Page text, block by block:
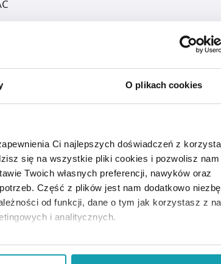
O plikach cookies
Ci najlepszych doświadczeń z
się na wszystkie pliki cookies i pozwolisz nam
Twoich własnych preferencji, nawyków oraz
Część z plików jest nam dodatkowo
od funkcji, dane o tym jak korzystasz z
i analitycznych.
funkcje, z którymi wiąże się zbieranie